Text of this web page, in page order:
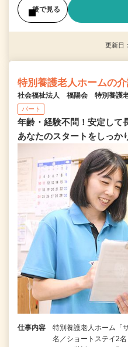
後で見る
更新日
特別養護老人ホームの
社会福祉法人 福陽会 特別養護
パート
年齢・経験不問！安定して
あなたのスタートをしっか
仕事内容
特別養護老人ホーム「
名／ショートステイ2